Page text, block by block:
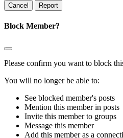
Report
Block Member?
Please confirm you want to block
You will no longer be able to:
See blocked member's posts
Mention this member in posts
Invite this member to groups
Message this member
Add this member as a